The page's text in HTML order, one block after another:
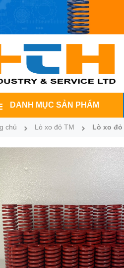
DANH MỤC SẢN PHẨM
chủ Lò xo đỏ TM Lò xo đỏ